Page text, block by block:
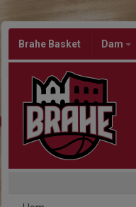
Brahe Basket Dam